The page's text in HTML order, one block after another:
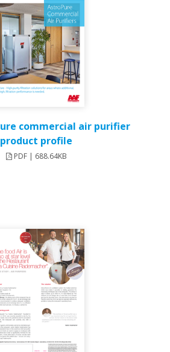
commercial air purifier
product profile
PDF | 688.64KB